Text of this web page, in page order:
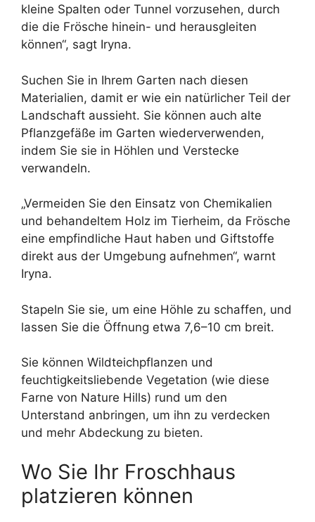
kleine Spalten oder Tunnel vorzusehen, durch
die die Frösche hinein- und herausgleiten
können“, sagt Iryna.
Suchen Sie in Ihrem Garten nach diesen
Materialien, damit er wie ein natürlicher Teil der
Landschaft aussieht. Sie können auch alte
Pflanzgefäße im Garten wiederverwenden,
indem Sie sie in Höhlen und Verstecke
verwandeln.
„Vermeiden Sie den Einsatz von Chemikalien
und behandeltem Holz im Tierheim, da Frösche
eine empfindliche Haut haben und Giftstoffe
direkt aus der Umgebung aufnehmen“, warnt
Iryna.
Stapeln Sie sie, um eine Höhle zu schaffen, und
lassen Sie die Öffnung etwa 7,6–10 cm breit.
Sie können Wildteichpflanzen und
feuchtigkeitsliebende Vegetation (wie diese
Farne von Nature Hills) rund um den
Unterstand anbringen, um ihn zu verdecken
und mehr Abdeckung zu bieten.
Wo Sie Ihr Froschhaus
platzieren können